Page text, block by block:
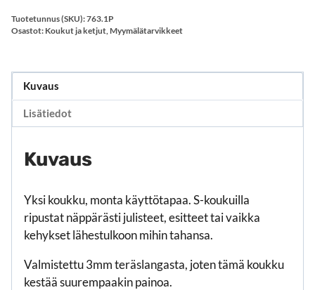
kpl
määrä
Tuotetunnus (SKU):763.1P
Osastot: Koukut ja ketjut Myymälätarvikkeet
Kuvaus
Lisätiedot
Kuvaus
Yksi koukku, monta käyttötapaa. S-koukuilla
ripustat näppärästi julisteet, esitteet tai vaikka
kehykset lähestulkoon mihin tahansa.
Valmistettu 3mm teräslangasta, joten tämä koukku
kestää suurempaakin painoa.